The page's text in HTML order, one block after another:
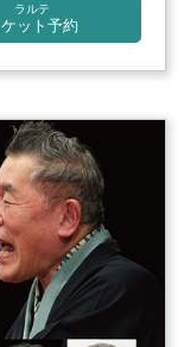
ラルテ
ット予約